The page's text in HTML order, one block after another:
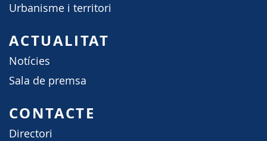
Urbanisme i territori
ACTUALITAT
Notícies
Sala de premsa
CONTACTE
Directori